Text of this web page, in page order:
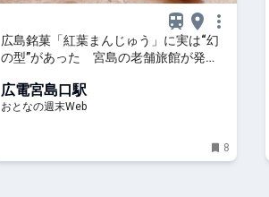
広島銘菓「紅葉まんじゅう」に実は“幻
の型”があった 宮島の老舗旅館が発
背景に迫る - おとなの週末Web
広電宮島口駅
おとなの週末Web
8